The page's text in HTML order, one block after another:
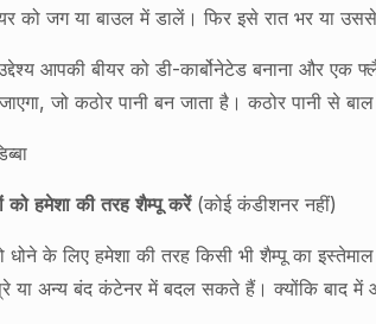
को जग या बाउल में डालें। फिर इसे रात भर या
आपकी बीयर को डी-कार्बोनेटेड बनाना और एक
जो कठोर पानी बन जाता है। कठोर पानी से
को हमेशा की तरह शैम्पू करें(कोई कंडीशनर नहीं)
धोने के लिए हमेशा की तरह किसी भी शैम्पू का
या अन्य बंद कंटेनर में बदल सकते हैं। क्‍योंकि बाद में